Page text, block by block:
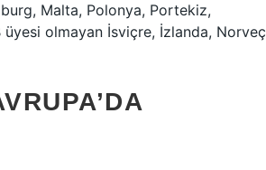
Malta, Polonya, Portekiz,
olmayan İsviçre, İzlanda, Norveç